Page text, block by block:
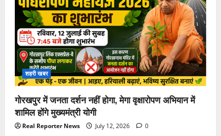
शहरी खबर
गोरखपुर में जनता दर्शन नहीं होगा, मेगा वृक्षारोपण अभियान में
शामिल होंगे मुख्यमंत्री योगी
Real Reporter News July 12, 2026 0